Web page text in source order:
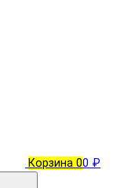
Корзина 00 ₽